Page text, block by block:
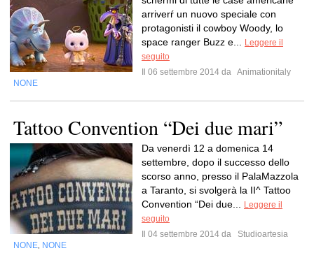
arriverŕ un nuovo speciale con
protagonisti il cowboy Woody, lo
space ranger Buzz e...
Leggere il
seguito
Il 06 settembre 2014 da Animationitaly
NONE
Tattoo Convention “Dei due mari”
Da venerdì 12 a domenica 14
settembre, dopo il successo dello
scorso anno, presso il PalaMazzola
a Taranto, si svolgerà la II^ Tattoo
Convention “Dei due...
Leggere il
seguito
Il 04 settembre 2014 da
Studioartesia
NONE NONE